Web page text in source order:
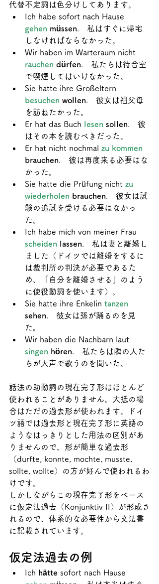
代替不定詞は色分けしてあります。
Ich habe sofort nach Hause
gehen müssen .　私はすぐに帰宅
しなければならなかった。
Wir haben im Warteraum nicht
rauchen dürfen .　私たちは待合室
で喫煙してはいけなかった。
Sie hatte ihre Großeltern
besuchen wollen .　彼女は祖父母
を訪ねたかった。
Er hat das Buch lesen sollen .　彼
はその本を読むべきだった。
Er hat nicht nochmal zu kommen
brauchen .　彼は再度来る必要はな
かった。
Sie hatte die Prüfung nicht zu
wiederholen brauchen .　彼女は試
験の追試を受ける必要はなかっ
た。
Ich habe mich von meiner Frau
scheiden lassen .　私は妻と離婚し
ました（ドイツでは離婚をするに
は裁判所の判決が必要であるた
め、「自分を離婚させる」のよう
に使役動詞を使います）。
Sie hatte ihre Enkelin tanzen
sehen .　彼女は孫が踊るのを見
た。
Wir haben die Nachbarn laut
singen hören .　私たちは隣の人た
ちが大声で歌うのを聞いた。
話法の助動詞の現在完了形はほとんど
使われることがありません。大抵の場
合はただの過去形が使われます。ドイ
ツ語では過去形と現在完了形に英語の
ようなはっきりとした用法の区別があ
りませんので、形が簡単な過去形
（durfte, konnte, mochte, musste,
sollte, wollte）の方が好んで使われるわ
けです。
しかしながらこの現在完了形をベース
に仮定法過去（Konjunktiv II）が形成さ
れるので、体系的な必要性から文法書
に記載されています。
仮定法過去の例
Ich hätte sofort nach Hause